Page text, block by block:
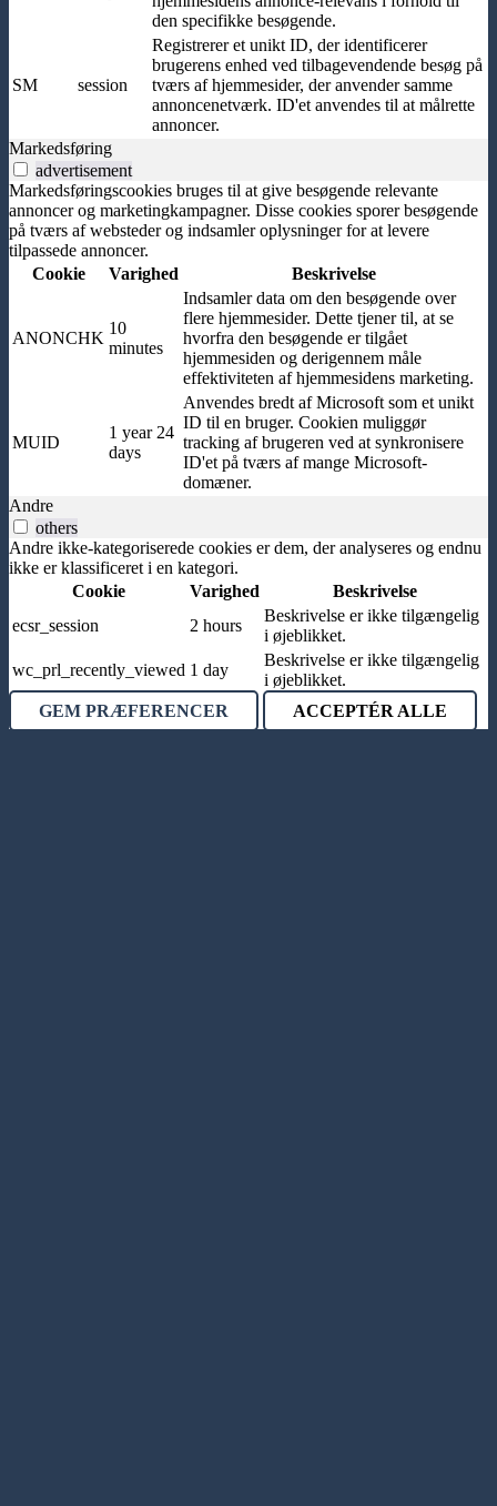
den specifikke besøgende.
SM session
Registrerer et unikt ID, der identificerer
brugerens enhed ved tilbagevendende besøg på
tværs af hjemmesider, der anvender samme
annoncenetværk. ID'et anvendes til at målrette
annoncer.
Markedsføring
advertisement
Markedsføringscookies bruges til at give besøgende relevante
annoncer og marketingkampagner. Disse cookies sporer besøgende
på tværs af websteder og indsamler oplysninger for at levere
tilpassede annoncer.
Cookie
Varighed Beskrivelse
ANONCHK
10
minutes
Indsamler data om den besøgende over
flere hjemmesider. Dette tjener til, at se
hvorfra den besøgende er tilgået
hjemmesiden og derigennem måle
effektiviteten af hjemmesidens marketing.
MUID
1 year 24
days
Anvendes bredt af Microsoft som et unikt
ID til en bruger. Cookien muliggør
tracking af brugeren ved at synkronisere
ID'et på tværs af mange Microsoft-
domæner.
Andre
others
Andre ikke-kategoriserede cookies er dem, der analyseres og endnu
ikke er klassificeret i en kategori.
Cookie
Varighed
Beskrivelse
ecsr_session
2 hours
Beskrivelse er ikke tilgængelig
i øjeblikket.
wc_prl_recently_viewed 1 day
Beskrivelse er ikke tilgængelig
i øjeblikket.
GEM PRÆFERENCER
ACCEPTÉR ALLE